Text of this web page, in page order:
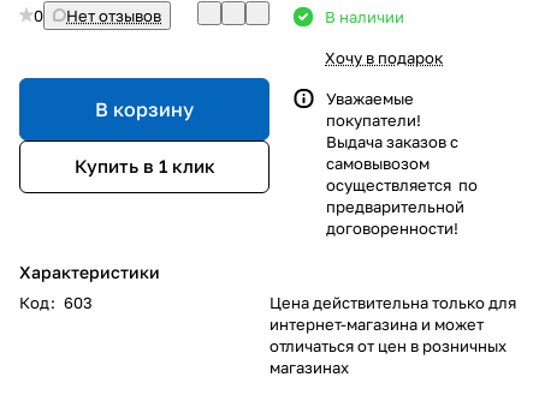
0 Нет отзывов
В корзину
Купить в 1 клик
Характеристики
Код: 603
В наличии
Хочу в подарок
Уважаемые
покупатели!
Выдача заказов с
самовывозом
осуществляется по
предварительной
договоренности!
Цена действительна только для
интернет-магазина и может
отличаться от цен в розничных
магазинах